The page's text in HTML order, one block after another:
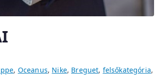
, Oceanus, Nike, Breguet, felsőkategória,